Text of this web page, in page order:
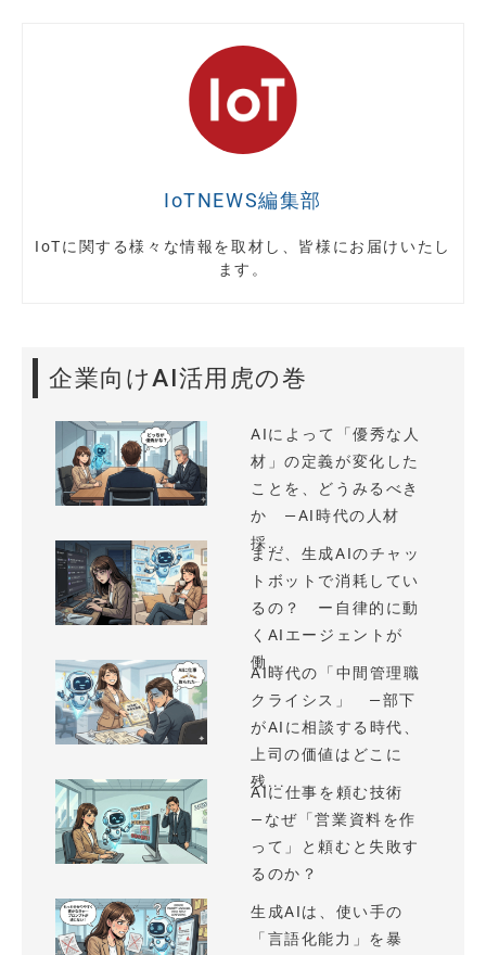
IoTNEWS編集部
IoTに関する様々な情報を取材し、皆様にお届けいたし
ます。
企業向けAI活用虎の巻
AIによって「優秀な人
材」の定義が変化した
ことを、どうみるべき
か —AI時代の人材
採...
まだ、生成AIのチャッ
トボットで消耗してい
るの？ ー自律的に動
くAIエージェントが
働...
AI時代の「中間管理職
クライシス」 —部下
がAIに相談する時代、
上司の価値はどこに
残...
AIに仕事を頼む技術
—なぜ「営業資料を作
って」と頼むと失敗す
るのか？
生成AIは、使い手の
「言語化能力」を暴